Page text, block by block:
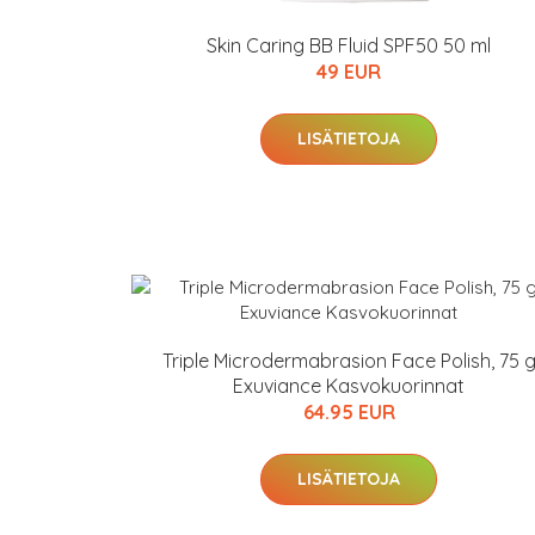
Skin Caring BB Fluid SPF50 50 ml
49 EUR
LISÄTIETOJA
Triple Microdermabrasion Face Polish, 75 g
Exuviance Kasvokuorinnat
64.95 EUR
LISÄTIETOJA